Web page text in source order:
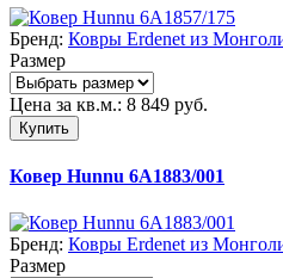
Бренд: Ковры Erdenet из
Размер
Цена за кв.м.: 8 849 руб.
Купить
Ковер Hunnu 6A1883/001
Бренд: Ковры Erdenet из
Размер